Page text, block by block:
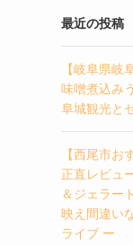
最近の投稿
【岐阜県
味噌煮込み
阜城観光と
【西尾市お
正直レビュ
＆ジェラ
映え間違い
ライブ ー